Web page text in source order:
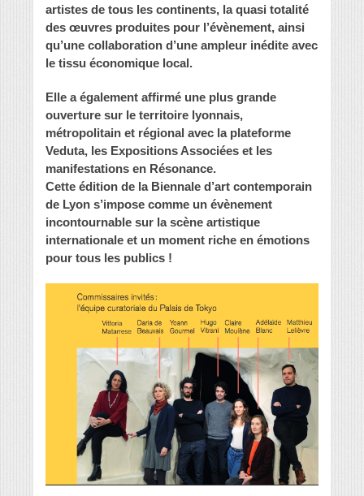
artistes de tous les continents, la quasi totalité
des œuvres produites pour l’évènement, ainsi
qu’une collaboration d’une ampleur inédite avec
le tissu économique local.
Elle a également affirmé une plus grande
ouverture sur le territoire lyonnais,
métropolitain et régional avec la plateforme
Veduta, les Expositions Associées et les
manifestations en Résonance.
Cette édition de la Biennale d’art contemporain
de Lyon s’impose comme un évènement
incontournable sur la scène artistique
internationale et un moment riche en émotions
pour tous les publics !